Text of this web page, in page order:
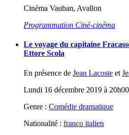
Cinéma Vauban, Avallon
Programmation Ciné-cinéma
Le voyage du capitaine
Ettore Scola
En présence de Jean Lacoste et
Lundi 16 décembre 2019 à 20h00
Genre : Comédie dramatique
Nationalité : franco italien